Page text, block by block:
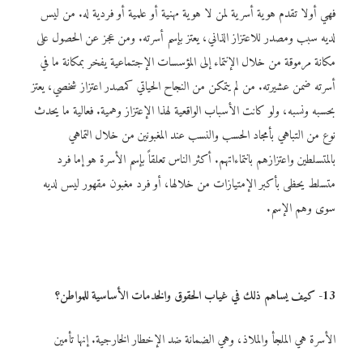
فهي أولا تقدم هوية أسرية لمن لا هوية مهنية أو علمية أو فردية له. من ليس
لديه سبب ومصدر للاعتزاز الذاني، يعتز بإسم أسرته. ومن عجز عن الحصول على
مكانة مرموقة من خلال الإنتماء إلى المؤسسات الإجتماعية يفخر بمكانة ما في
أسرته ضمن عشيرته. من لم يتمكن من النجاح الحياتي كمصدر اعتزاز شخصي، يعتز
بحسبه ونسبه، ولو كانت الأسباب الواقعية لهذا الإعتزاز وهمية. فعالية ما يحدث
نوع من التباهي بأمجاد الحسب والنسب عند المغبونين من خلال التماهي
بالمتسلطين واعتزازهم بانتماءاتهم. أكثر الناس تعلقاً بإسم الأسرة هو إما فرد
متسلط يحظى بأكبر الإمتيازات من خلالها، أو فرد مغبون مقهور ليس لديه
سوى وهم الإسم.
13- كيف يساهم ذلك في غياب الحقوق والخدمات الأساسيةللمواطن؟
الأسرة هي الملجأ والملاذ، وهي الضمانة ضد الإخطار الخارجية. إنها تأمين